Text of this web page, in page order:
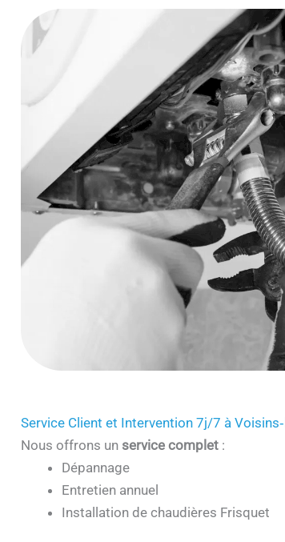
Service Client et Intervention 7j/7 à
Nous offrons un service complet:
Dépannage
Entretien annuel
Installation de chaudières Frisquet